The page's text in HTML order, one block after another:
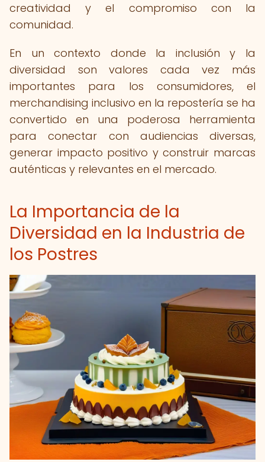
creatividad y el compromiso con la
comunidad.
En un contexto donde la inclusión y la
diversidad son valores cada vez más
importantes para los consumidores, el
merchandising inclusivo en la repostería se ha
convertido en una poderosa herramienta
para conectar con audiencias diversas,
generar impacto positivo y construir marcas
auténticas y relevantes en el mercado.
La Importancia de la
Diversidad en la Industria de
los Postres